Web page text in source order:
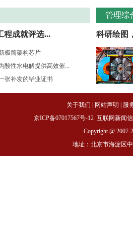
程成就评选...
极简架构芯片
酸性水电解提供高效催...
张补发的毕业证书
管理综
科研绘图
关于我们 网站声明
服
京ICP备07017567号-12 互联网新闻
Copyright @ 2007-
地址：北京市海淀区